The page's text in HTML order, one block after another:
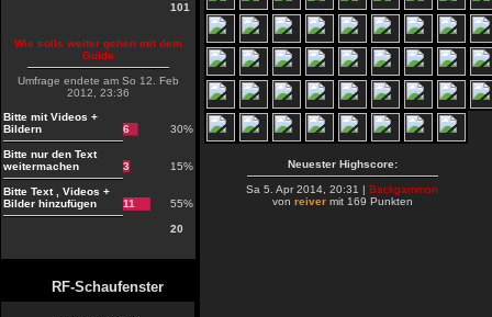
101
Wie solls weiter gehen mit dem
Guide
Umfrage endete am So 12. Feb
2012, 23:36
Bitte mit Videos +
Bildern
6 30%
Bitte nur den Text
weitermachen
3 15%
Bitte Text , Videos +
Bilder hinzufügen
11 55%
20
RF-Schaufenster
Neuester Highscore:
Sa 5. Apr 2014, 20:31 |Backgammon
von reiver mit 169 Punkten